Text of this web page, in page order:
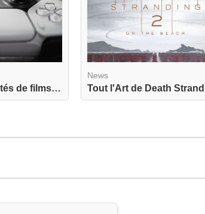
Jeux vidéo adaptés de films : quand une adaptati...
News